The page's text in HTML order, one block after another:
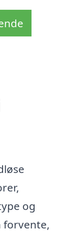
og
forvente,